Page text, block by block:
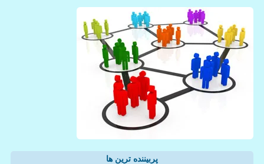
پربیننده ترین ها